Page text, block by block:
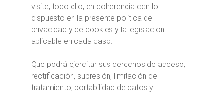
visite, todo ello, en coherencia con lo
dispuesto en la presente política de
privacidad y de cookies y la legislación
aplicable en cada caso.
Que podrá ejercitar sus derechos de acceso,
rectificación, supresión, limitación del
tratamiento, portabilidad de datos y